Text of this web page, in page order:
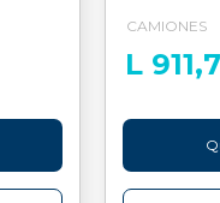
CAMIONES
L